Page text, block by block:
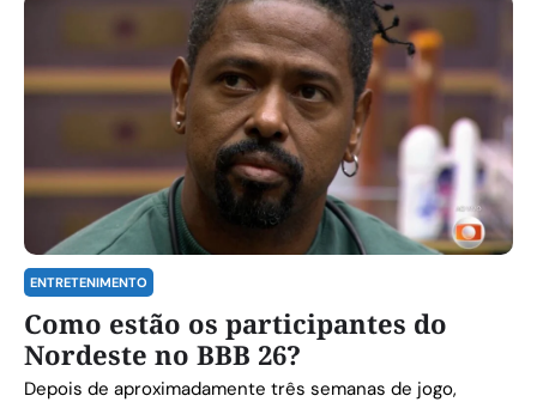
ENTRETENIMENTO
Como estão os participantes do
Nordeste no BBB 26?
Depois de aproximadamente três semanas de jogo,